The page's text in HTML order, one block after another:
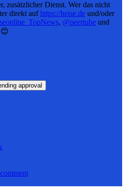
zusätzlicher Dienst. Wer das nicht
direkt aufhttps://heise.deund/oder
, @peertubeund
approval